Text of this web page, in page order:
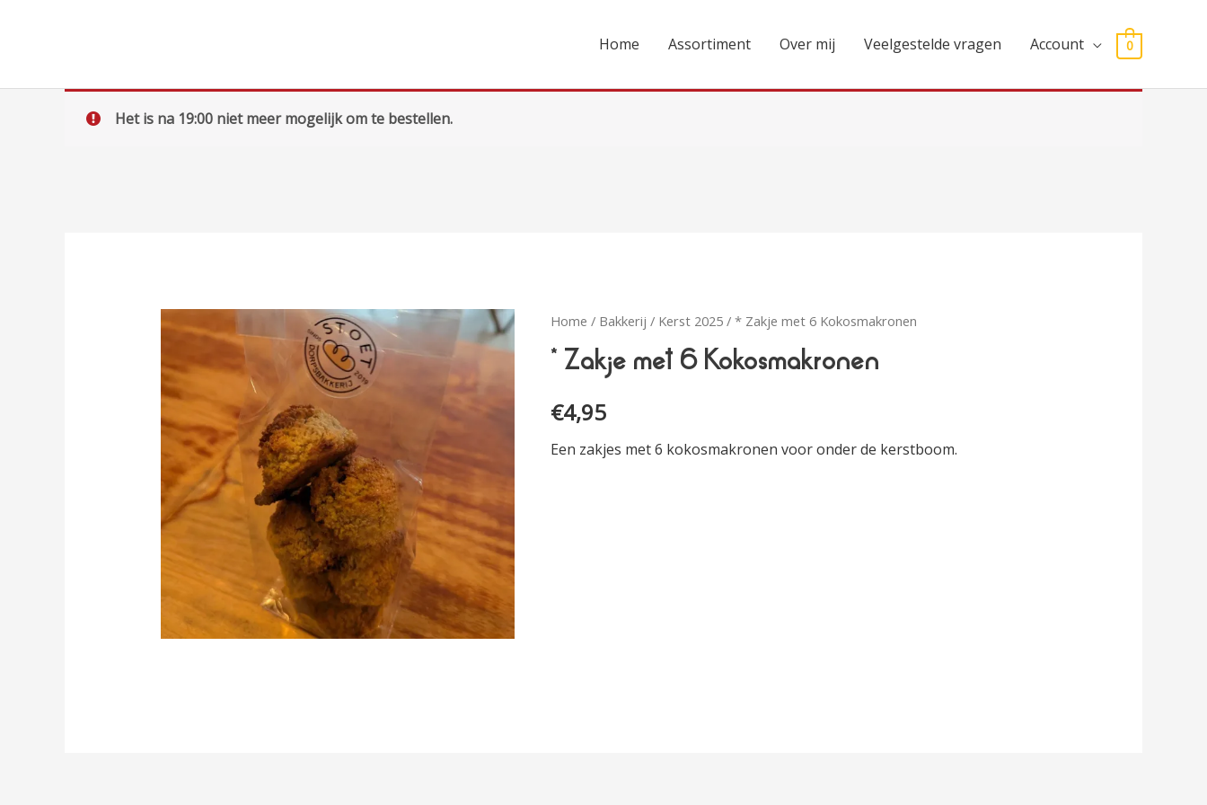
inhoud
Home Assortiment Over mij Veelgestelde vragen Account 0
Het is na 19:00 niet meer mogelijk om te bestellen.
Home / Bakkerij / Kerst 2025/ * Zakje met 6 Kokosmakronen
* Zakje met 6 Kokosmakronen
€4,95
Een zakjes met 6 kokosmakronen voor onder de kerstboom.